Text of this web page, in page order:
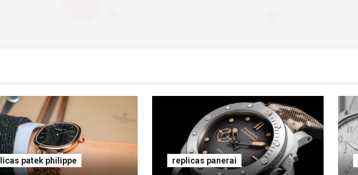
patek philippe replicas panerai